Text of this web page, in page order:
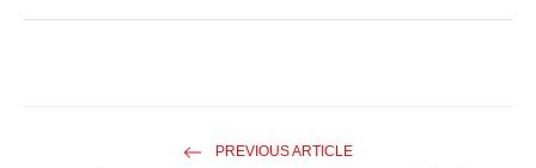
PREVIOUS ARTICLE